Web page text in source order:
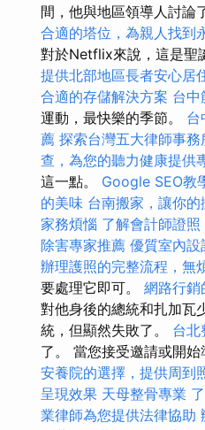
間，他與地區領導人討論
合適的塔位，為親人找到
對於Netflix來說，這是聖
提供北部地區長者安心居
合適的存儲解決方案 台中
運動，最快樂的季節。 台
薦 探索台灣五大律師事
查，為您的聽力健康提供
這一點。 Google SEO教
的美味 台南搬家，讓你
家務煩惱 了解會計師證
除害專家推薦 優質室內設
辦理護照的完整流程，無
要處理它即可。 網路行銷
對他身後的總統和扎加瓦
統，但顯然失敗了。 台北
了。 當您接受邀請或開
安養院的選擇，提供周到
呈現效果 天母整骨專業
業律師為您提供法律協助